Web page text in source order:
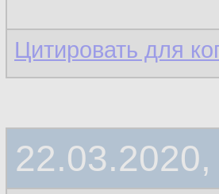
Цитировать для